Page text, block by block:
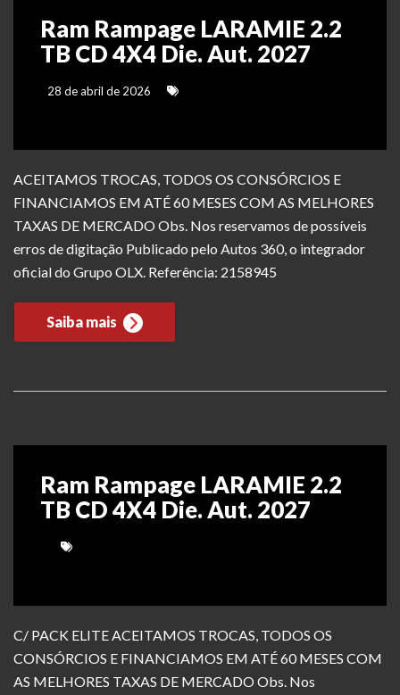
Ram Rampage LARAMIE 2.2
TB CD 4X4 Die. Aut. 2027
28 de abril de 2026
ACEITAMOS TROCAS, TODOS OS CONSÓRCIOS E
FINANCIAMOS EM ATÉ 60 MESES COM AS MELHORES
TAXAS DE MERCADO Obs. Nos reservamos de possíveis
erros de digitação Publicado pelo Autos 360, o integrador
oficial do Grupo OLX. Referência: 2158945
Saiba mais
Ram Rampage LARAMIE 2.2
TB CD 4X4 Die. Aut. 2027
C/ PACK ELITE ACEITAMOS TROCAS, TODOS OS
CONSÓRCIOS E FINANCIAMOS EM ATÉ 60 MESES COM
AS MELHORES TAXAS DE MERCADO Obs. Nos